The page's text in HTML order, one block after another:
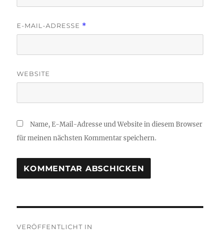
E-MAIL-ADRESSE *
WEBSITE
Name, E-Mail-Adresse und Website in diesem Browser
für meinen nächsten Kommentar speichern.
VERÖFFENTLICHT IN